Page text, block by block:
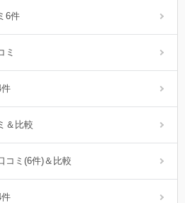
6件
ミ
＆比較
コミ(6件)＆比較